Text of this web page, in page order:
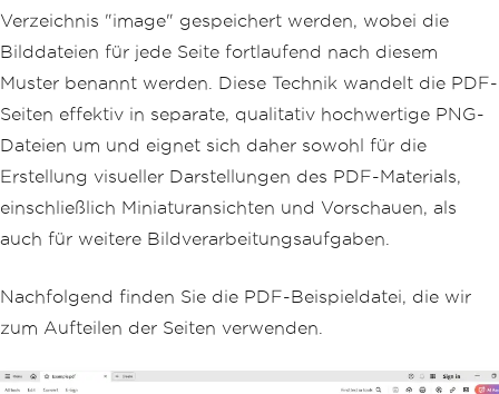
Verzeichnis "image" gespeichert werden, wobei die
Bilddateien für jede Seite fortlaufend nach diesem
Muster benannt werden. Diese Technik wandelt die PDF-
Seiten effektiv in separate, qualitativ hochwertige PNG-
Dateien um und eignet sich daher sowohl für die
Erstellung visueller Darstellungen des PDF-Materials,
einschließlich Miniaturansichten und Vorschauen, als
auch für weitere Bildverarbeitungsaufgaben.
Nachfolgend finden Sie die PDF-Beispieldatei, die wir
zum Aufteilen der Seiten verwenden.